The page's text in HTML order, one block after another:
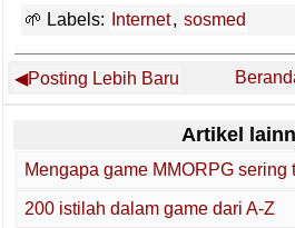
Labels:
Internet, sosmed
Posting Lebih Baru
Artikel
Mengapa game MMORPG sering
200 istilah dalam game dari A-Z